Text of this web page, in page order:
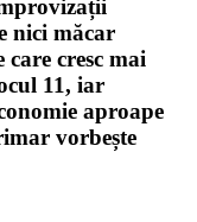
nici măcar
cresc mai
11, iar
aproape
vorbește